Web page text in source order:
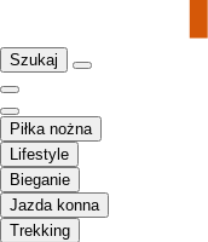
Szukaj
Piłka nożna
Lifestyle
Bieganie
Jazda konna
Trekking